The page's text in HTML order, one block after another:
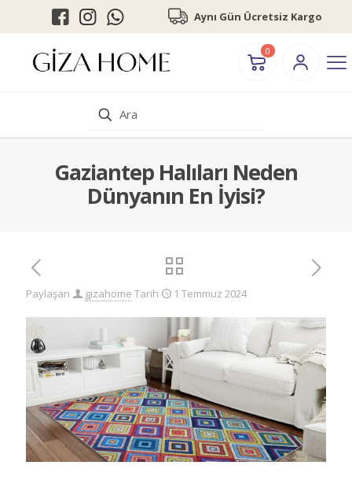
Aynı Gün Ücretsiz Kargo
0
Gaziantep Halıları Neden
Dünyanın En İyisi?
Paylaşan gizahome Tarih 1 Temmuz 2024